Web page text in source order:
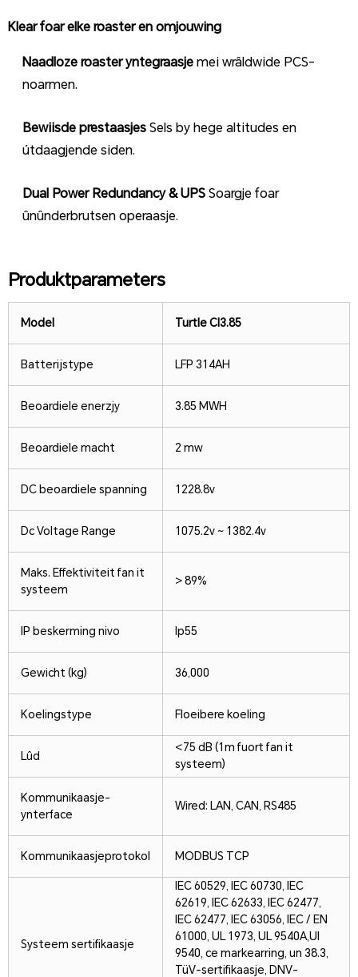
Klear foar elke roaster en omjouwing
Naadloze roaster yntegraasje mei wrâldwide PCS-
noarmen.
Bewiisde prestaasjes Sels by hege altitudes en
útdaagjende siden.
Dual Power Redundancy & UPS Soargje foar
ûnûnderbrutsen operaasje.
Produktparameters
Model Turtle Cl3.85
Batterijstype LFP 314AH
Beoardiele enerzjy 3.85 MWH
Beoardiele macht 2 mw
DC beoardiele spanning 1228.8v
Dc Voltage Range 1075.2v ~ 1382.4v
Maks. Effektiviteit fan it
systeem
> 89%
IP beskerming nivo Ip55
Gewicht (kg) 36,000
Koelingstype Floeibere koeling
Lûd
<75 dB (1m fuort fan it
systeem)
Kommunikaasje-
ynterface
Wired: LAN, CAN, RS485
Kommunikaasjeprotokol MODBUS TCP
Systeem sertifikaasje
IEC 60529, IEC 60730, IEC
62619, IEC 62633, IEC 62477,
IEC 62477, IEC 63056, IEC / EN
61000, UL 1973, UL 9540A,Ul
9540, ce markearring, un 38.3,
TüV-sertifikaasje, DNV-